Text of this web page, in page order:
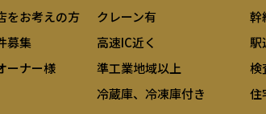
をお考えの方
募集
ーナー様
クレーン有
幹
高速IC近く
駅
準工業地域以上
検
冷蔵庫、冷凍庫付き
住